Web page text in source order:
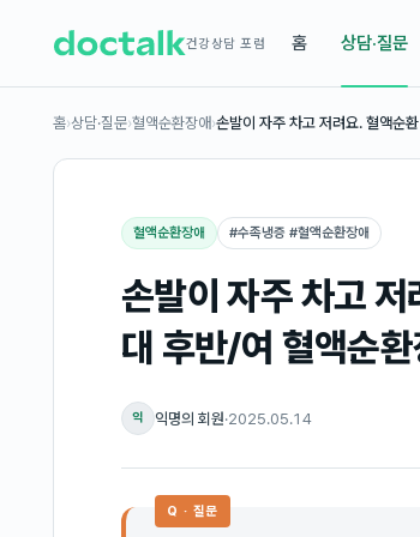
건강상담 포럼 홈 상담·질문
홈›상담·질문›혈액순환장애›손발이 자주 차고 저려요. 혈액순
혈액순환장애 #수족냉증 #혈액순환장애
손발이 자주 차고
대 후반/여 혈액순
익 익명의 회원·2025.05.14
Q · 질문